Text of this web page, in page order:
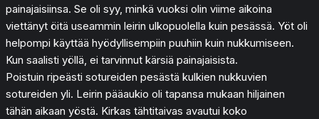
painajaisiinsa. Se oli syy, minkä vuoksi olin viime aikoina
viettänyt öitä useammin leirin ulkopuolella kuin pesässä. Yöt oli
helpompi käyttää hyödyllisempiin puuhiin kuin nukkumiseen.
Kun saalisti yöllä, ei tarvinnut kärsiä painajaisista.
Poistuin ripeästi sotureiden pesästä kulkien nukkuvien
sotureiden yli. Leirin pääaukio oli tapansa mukaan hiljainen
tähän aikaan yöstä. Kirkas tähtitaivas avautui koko